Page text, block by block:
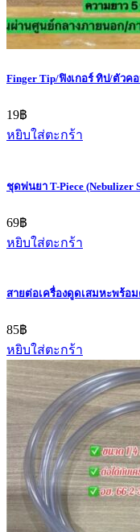
Finger Tip/ฟิงเกอร์ ทิป/ตัวค
19฿
หยิบใส่ตะกร้า
ชุดพ่นยา T-Piece (Nebulizer
69฿
หยิบใส่ตะกร้า
สายต่อเครื่องดูดเสมหะพร้อ
85฿
หยิบใส่ตะกร้า